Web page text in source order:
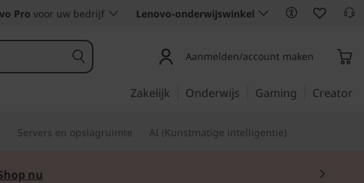
Pro voor uw bedrijf Lenovo-onderwijswinkel
Aanmelden/account maken
Zakelijk Onderwijs Gaming Creator
Servers en opslagruimte AI (Kunstmatige intelligentie)
nu